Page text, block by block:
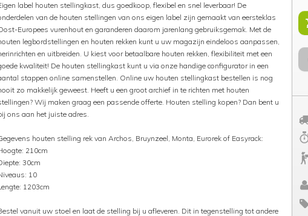
label houten stellingkast, dus goedkoop, flexibel en snel leverbaar! De
van de houten stellingen van ons eigen label zijn gemaakt van eersteklas
Europees vurenhout en garanderen daarom jarenlang gebruiksgemak. Met de
legbordstellingen en houten rekken kunt u uw magazijn eindeloos aanpassen,
en uitbreiden. U kiest voor betaalbare houten rekken, flexibiliteit met een
kwaliteit! De houten stellingkast kunt u via onze handige configurator in een
stappen online samenstellen. Online uw houten stellingkast bestellen is nog
zo makkelijk geweest. Heeft u een groot archief in te richten met houten
Wij maken graag een passende offerte. Houten stelling kopen? Dan bent u
ons aan het juiste adres.
houten stelling rek van Archos, Bruynzeel, Monta, Eurorek of Easyrack:
210cm
30cm
10
1203cm
vanuit uw stoel en laat de stelling bij u afleveren. Dit in tegenstelling tot andere